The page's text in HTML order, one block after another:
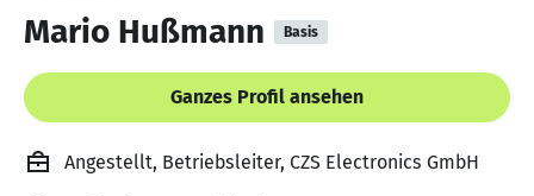
Mario Hußmann Basis
Ganzes Profil ansehen
Angestellt, Betriebsleiter, CZS Electronics GmbH